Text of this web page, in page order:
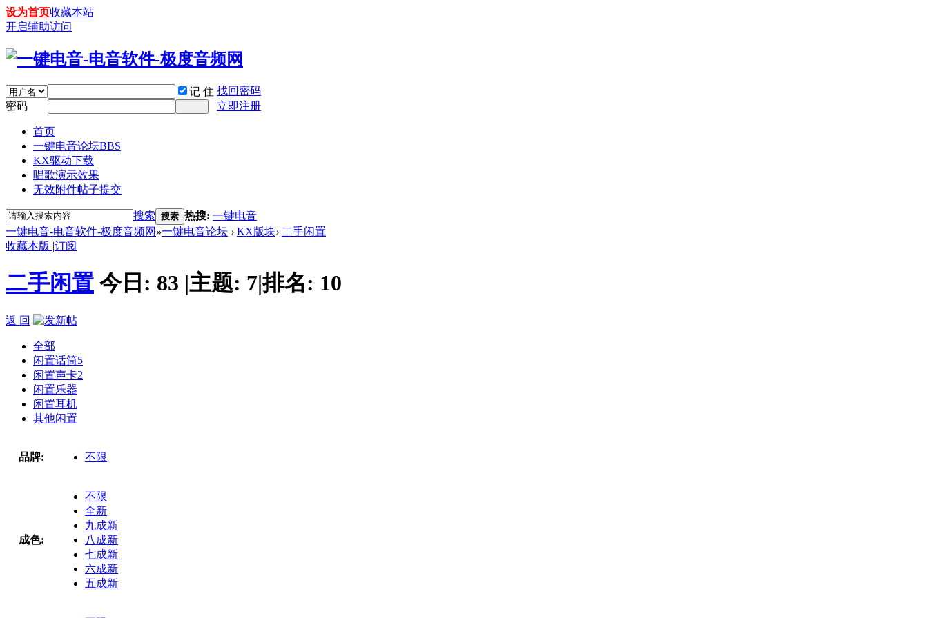
设为首页收藏本站
开启辅助访问
记 住 找回密码
密码
立即注册
首页
一键电音论坛BBS
KX驱动下载
唱歌演示效果
无效附件帖子提交
搜索 搜索 热搜: 一键电音
一键电音-电音软件-极度音频网 »一键电音论坛 › KX版块› 二手闲置
收藏本版 |订阅
二手闲置 今日: 83 |主题: 7|排名: 10
返 回
全部
闲置话筒5
闲置声卡2
闲置乐器
闲置耳机
其他闲置
品牌: 不限
成色:
不限
全新
九成新
八成新
七成新
六成新
五成新